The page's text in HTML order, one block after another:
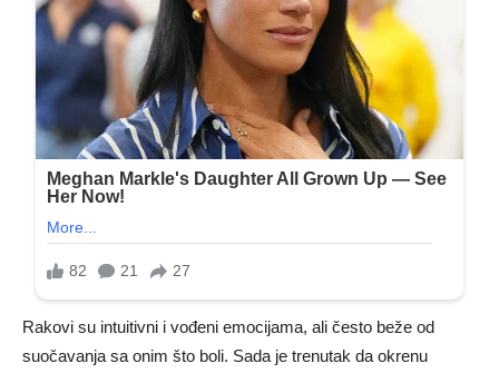
Rakovi su intuitivni i vođeni emocijama, ali često beže od
suočavanja sa onim što boli. Sada je trenutak da okrenu